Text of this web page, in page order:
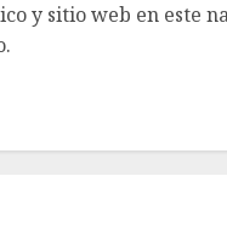
y sitio web en este